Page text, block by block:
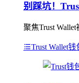
别踩坑！
聚焦Trust
Trust Wallet